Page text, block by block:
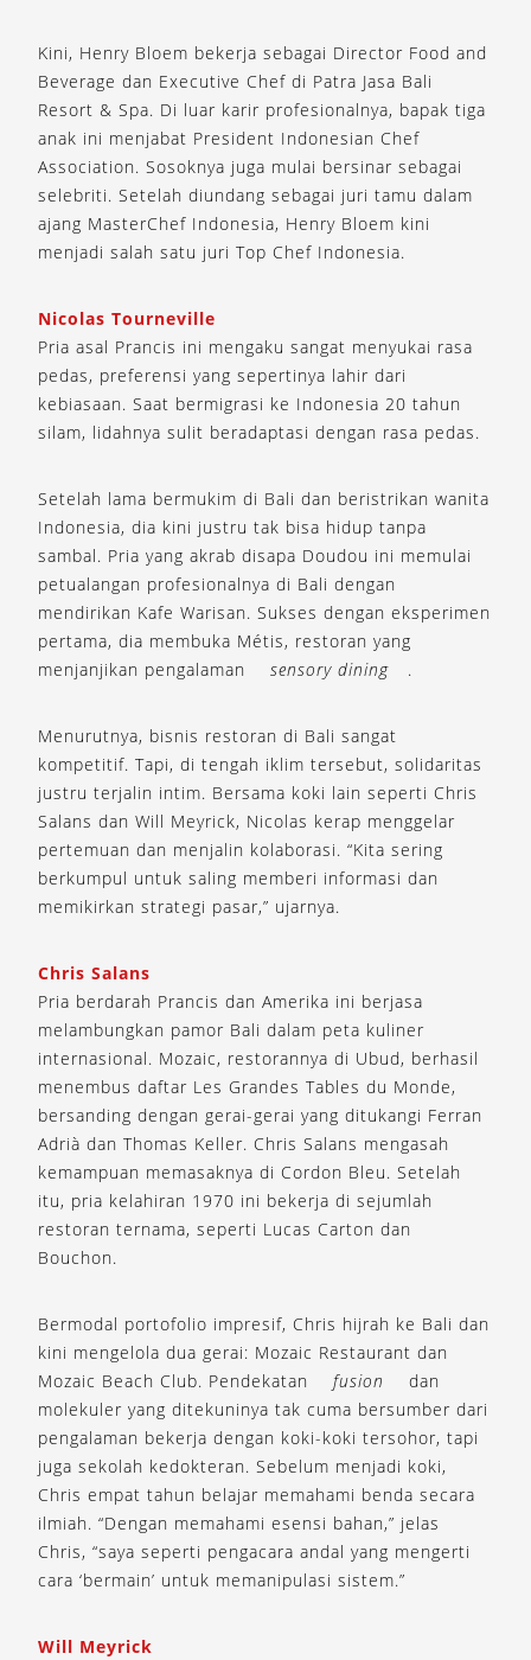
Kini, Henry Bloem bekerja sebagai Director Food and
Beverage dan Executive Chef di Patra Jasa Bali
Resort & Spa. Di luar karir profesionalnya, bapak tiga
anak ini menjabat President Indonesian Chef
Association. Sosoknya juga mulai bersinar sebagai
selebriti. Setelah diundang sebagai juri tamu dalam
ajang MasterChef Indonesia, Henry Bloem kini
menjadi salah satu juri Top Chef Indonesia.
Nicolas Tourneville
Pria asal Prancis ini mengaku sangat menyukai rasa
pedas, preferensi yang sepertinya lahir dari
kebiasaan. Saat bermigrasi ke Indonesia 20 tahun
silam, lidahnya sulit beradaptasi dengan rasa pedas.
Setelah lama bermukim di Bali dan beristrikan wanita
Indonesia, dia kini justru tak bisa hidup tanpa
sambal. Pria yang akrab disapa Doudou ini memulai
petualangan profesionalnya di Bali dengan
mendirikan Kafe Warisan. Sukses dengan eksperimen
pertama, dia membuka Métis, restoran yang
menjanjikan pengalaman
sensory dining .
Menurutnya, bisnis restoran di Bali sangat
kompetitif. Tapi, di tengah iklim tersebut, solidaritas
justru terjalin intim. Bersama koki lain seperti Chris
Salans dan Will Meyrick, Nicolas kerap menggelar
pertemuan dan menjalin kolaborasi. “Kita sering
berkumpul untuk saling memberi informasi dan
memikirkan strategi pasar,” ujarnya.
Chris Salans
Pria berdarah Prancis dan Amerika ini berjasa
melambungkan pamor Bali dalam peta kuliner
internasional. Mozaic, restorannya di Ubud, berhasil
menembus daftar Les Grandes Tables du Monde,
bersanding dengan gerai-gerai yang ditukangi Ferran
Adrià dan Thomas Keller. Chris Salans mengasah
kemampuan memasaknya di Cordon Bleu. Setelah
itu, pria kelahiran 1970 ini bekerja di sejumlah
restoran ternama, seperti Lucas Carton dan
Bouchon.
Bermodal portofolio impresif, Chris hijrah ke Bali dan
kini mengelola dua gerai: Mozaic Restaurant dan
Mozaic Beach Club. Pendekatan
fusion
dan
molekuler yang ditekuninya tak cuma bersumber dari
pengalaman bekerja dengan koki-koki tersohor, tapi
juga sekolah kedokteran. Sebelum menjadi koki,
Chris empat tahun belajar memahami benda secara
ilmiah. “Dengan memahami esensi bahan,” jelas
Chris, “saya seperti pengacara andal yang mengerti
cara ‘bermain’ untuk memanipulasi sistem.”
Will Meyrick